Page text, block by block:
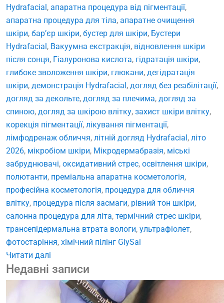
Hydrafacial , апаратна процедура від пігментації,
апаратна процедура для тіла, апаратне очищення
шкіри, бар’єр шкіри, бустер для шкіри, Бустери
Hydrafacial , Вакуумна екстракція, відновлення шкіри
після сонця, Гіалуронова кислота, гідратація шкіри,
глибоке зволоження шкіри, глюкани, дегідратація
шкіри, демонстрація Hydrafacial , догляд без реабілітації,
догляд за декольте, догляд за плечима, догляд за
спиною, догляд за шкірою влітку, захист шкіри влітку,
корекція пігментації, лікування пігментації,
лімфодренаж обличчя, літній догляд Hydrafacial , літо
2026, мікробіом шкіри, Мікродермабразія, міські
забруднювачі, оксидативний стрес, освітлення шкіри,
полютанти, преміальна апаратна косметологія,
професійна косметологія, процедура для обличчя
влітку, процедура після засмаги, рівний тон шкіри,
салонна процедура для літа, термічний стрес шкіри,
трансепідермальна втрата вологи, ультрафіолет,
фотостаріння, хімічний пілінг GlySal
Читати далі
Недавні записи